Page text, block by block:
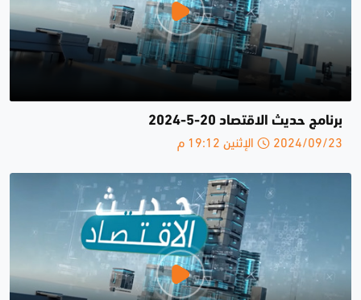
برنامج حديث الاقتصاد 20-5-2024
2024/09/23 الإثنين 19:12 م